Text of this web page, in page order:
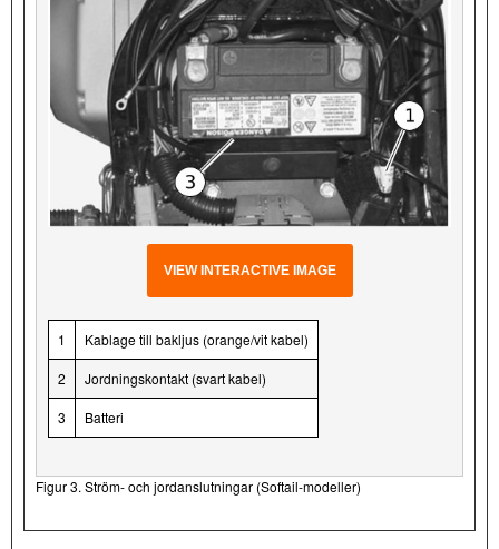
VIEW INTERACTIVE IMAGE
1 Kablage till bakljus (orange/vit kabel)
2 Jordningskontakt (svart kabel)
3 Batteri
Figur 3. Ström- och jordanslutningar (Softail-modeller)